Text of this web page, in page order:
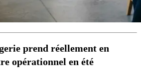
prend réellement en
opérationnel en été